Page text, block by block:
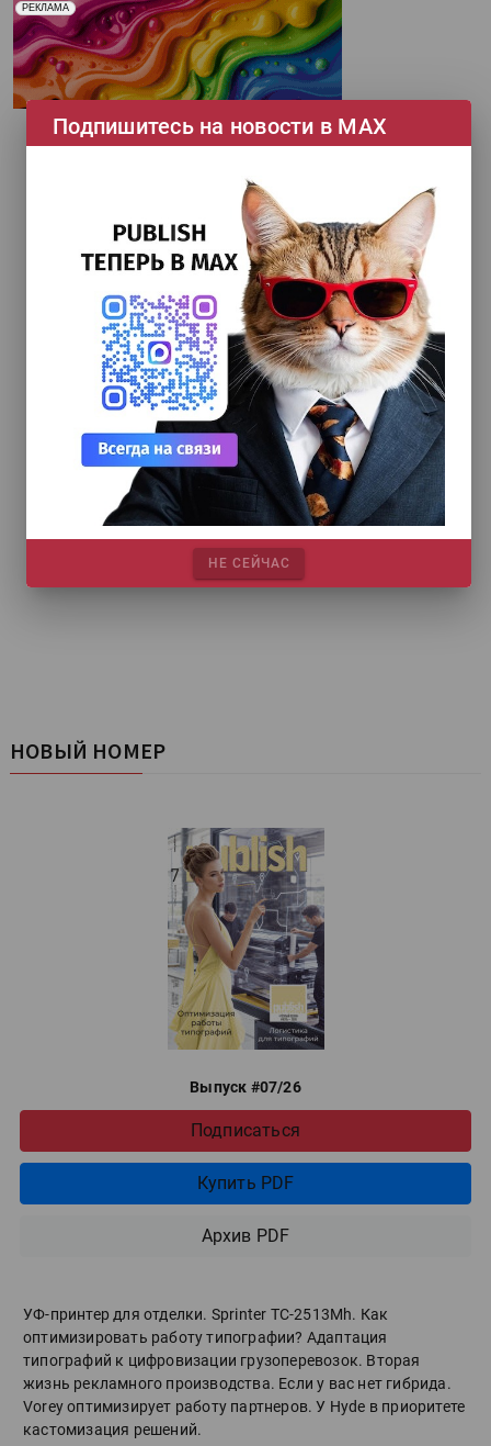
РЕКЛАМА
Реклама. Рекламодатель ООО "Передовые Системы
Печати" erid: 2SDnjd2d4Qz
НОВЫЙ НОМЕР
Выпуск #07/26
Подписаться
Купить PDF
Архив PDF
УФ-принтер для отделки. Sprinter ТС-2513Mh. Как
оптимизировать работу типографии? Адаптация
типографий к цифровизации грузоперевозок. Вторая
жизнь рекламного производства. Если у вас нет гибрида.
Vorey оптимизирует работу партнеров. У Hyde в приоритете
кастомизация решений.
Подпишитесь на новости в МАХ
НЕ СЕЙЧАС